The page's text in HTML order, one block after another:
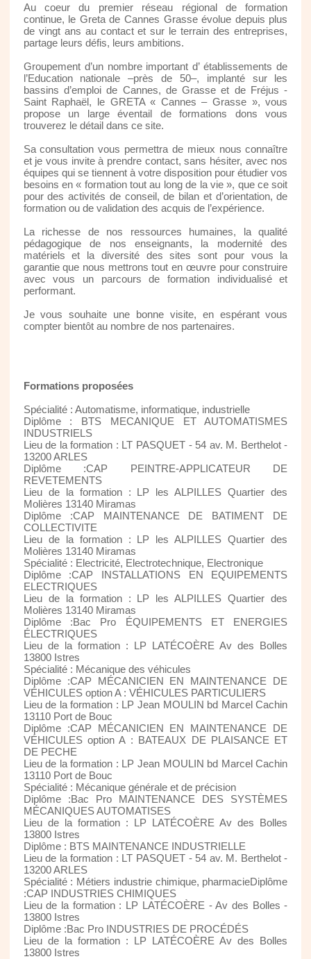
Au coeur du premier réseau régional de formation
continue, le Greta de Cannes Grasse évolue depuis plus
de vingt ans au contact et sur le terrain des entreprises,
partage leurs défis, leurs ambitions.
Groupement d’un nombre important d’ établissements de
l’Education nationale –près de 50–, implanté sur les
bassins d’emploi de Cannes, de Grasse et de Fréjus -
Saint Raphaël, le GRETA « Cannes – Grasse », vous
propose un large éventail de formations dons vous
trouverez le détail dans ce site.
Sa consultation vous permettra de mieux nous connaître
et je vous invite à prendre contact, sans hésiter, avec nos
équipes qui se tiennent à votre disposition pour étudier vos
besoins en « formation tout au long de la vie », que ce soit
pour des activités de conseil, de bilan et d’orientation, de
formation ou de validation des acquis de l’expérience.
La richesse de nos ressources humaines, la qualité
pédagogique de nos enseignants, la modernité des
matériels et la diversité des sites sont pour vous la
garantie que nous mettrons tout en œuvre pour construire
avec vous un parcours de formation individualisé et
performant.
Je vous souhaite une bonne visite, en espérant vous
compter bientôt au nombre de nos partenaires.
Formations proposées
Spécialité : Automatisme, informatique, industrielle
Diplôme : BTS MECANIQUE ET AUTOMATISMES
INDUSTRIELS
Lieu de la formation : LT PASQUET - 54 av. M. Berthelot -
13200 ARLES
Diplôme :CAP PEINTRE-APPLICATEUR DE
REVETEMENTS
Lieu de la formation : LP les ALPILLES Quartier des
Molières 13140 Miramas
Diplôme :CAP MAINTENANCE DE BATIMENT DE
COLLECTIVITE
Lieu de la formation : LP les ALPILLES Quartier des
Molières 13140 Miramas
Spécialité : Electricité, Electrotechnique, Electronique
Diplôme :CAP INSTALLATIONS EN EQUIPEMENTS
ELECTRIQUES
Lieu de la formation : LP les ALPILLES Quartier des
Molières 13140 Miramas
Diplôme :Bac Pro ÉQUIPEMENTS ET ENERGIES
ÉLECTRIQUES
Lieu de la formation : LP LATÉCOÈRE Av des Bolles
13800 Istres
Spécialité : Mécanique des véhicules
Diplôme :CAP MÉCANICIEN EN MAINTENANCE DE
VÉHICULES option A : VÉHICULES PARTICULIERS
Lieu de la formation : LP Jean MOULIN bd Marcel Cachin
13110 Port de Bouc
Diplôme :CAP MÉCANICIEN EN MAINTENANCE DE
VÉHICULES option A : BATEAUX DE PLAISANCE ET
DE PECHE
Lieu de la formation : LP Jean MOULIN bd Marcel Cachin
13110 Port de Bouc
Spécialité : Mécanique générale et de précision
Diplôme :Bac Pro MAINTENANCE DES SYSTÈMES
MÉCANIQUES AUTOMATISES
Lieu de la formation : LP LATÉCOÈRE Av des Bolles
13800 Istres
Diplôme : BTS MAINTENANCE INDUSTRIELLE
Lieu de la formation : LT PASQUET - 54 av. M. Berthelot -
13200 ARLES
Spécialité : Métiers industrie chimique, pharmacieDiplôme
:CAP INDUSTRIES CHIMIQUES
Lieu de la formation : LP LATÉCOÈRE - Av des Bolles -
13800 Istres
Diplôme :Bac Pro INDUSTRIES DE PROCÉDÉS
Lieu de la formation : LP LATÉCOÈRE Av des Bolles
13800 Istres